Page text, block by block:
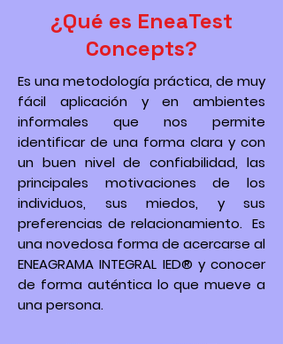
¿Qué es EneaTest
Concepts?
Es una metodología práctica, de muy
fácil aplicación y en ambientes
informales que nos permite
identificar de una forma clara y con
un buen nivel de confiabilidad, las
principales motivaciones de los
individuos, sus miedos, y sus
preferencias de relacionamiento. Es
una novedosa forma de acercarse al
ENEAGRAMA INTEGRAL IED® y conocer
de forma auténtica lo que mueve a
una persona.